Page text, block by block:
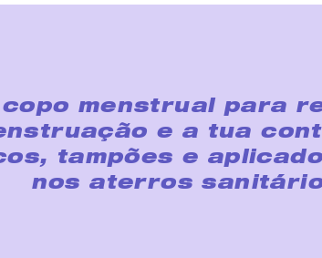
copo menstrual para
e a tua
tampões e
nos aterros